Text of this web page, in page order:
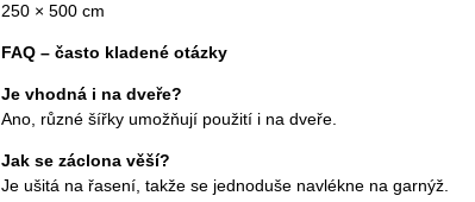
250 × 500 cm
FAQ – často kladené otázky
Je vhodná i na dveře?
Ano, různé šířky umožňují použití i na dveře.
Jak se záclona věší?
Je ušitá na řasení, takže se jednoduše navlékne na garnýž.